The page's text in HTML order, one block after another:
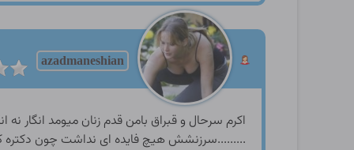
azadmaneshian
اکرم سرحال و قبراق بامن قدم زنان میومد انگار نه انگار که همین یک ساعت پیش بود از فرط شکم درد و کمرش چنان هوارش بلند شده بود که اشک منو دراورده بود .........سرزنشش هیچ فایده ای نداشت چون دکتره کارشو کرده بود دیلدو ش تا ته در کونش تشریف فرما شده بود و کیر سیاه و کلفتش هم دهن تشنه شو با ابش سیراب و لبریز کرده بود و از همه مهمتر نباید این سرزندگی و شادیشو می گرفتم چون دکتر وظیفشو بخوبی انجام داده بود و بیماریش و درد ش محو و نابود شده بود ......ولی از ته قلبم ناراحت و سرشکسته بودم چون نتونسته بودم بخوبی از اکرم در مقابل دسایس و هوس های سیری ناپذیر دکتر ترابی محافظت کنم ..اکرم می خواست پیاده به خونه بر گردیم ولی من حال و حوصلشو اصلا نداشتم و سوار اولین تاکسی خالی شدیم خودم بعد از اکرم سوار تاکسی شدم چون نمی خواستم مسافر بعدی پسر و یا مردی باشه که در کنار خواهرم قرار بگیره در خالیکه میدونستم الان در درونش چه احساسات ملتهب و اشفته و سرشار از شور و شهوتی نهفته اس و با کوچکنریت تماسی میتونه زمینه یک سکس و رابطه غیر متعارف و انحراف جنسی دیگری برای خواهر ساده دل و معصومم باشه از خودم مطمئن بودم و از پس این مشکلات بر میومدم ..ولی مسافر بعدی خوشبختانه یک دختر بود که کنارم سوار شد ...ولی اشنا درومد .........فروزان دختری که چند ماهی میشد با خریدن یک خونه همسایه مون شده بود .....دختری که با مادرش تنها زندگی می کرد با کلی ناز و افاده و تکبر که با هیچکسی در مخله مون سلام و علیک و دوستی برقرار نکرده بود و در واقع تافته جدا بافته خودشو حساب می کرد و اغلب اوقات گربه خونگیشو با خودش همراه می کرد و ادعای مدرنیزه گی از خودش نشون می داد .......شایعاتی از بهرام ازش شنیده بودم که می گفتند با گربه اش خود ارضایی و عشق بازی می کنه ...من که نه بهش اهمیتی می دادم و نه باور می کردم ..اینو فقط شایعه بی سروته تفسیرش می کردم چند بار به بهرام توصیه و نصیحت کرده بودم که پشت سر این و اون حرف نشونه و نیاره ..ولی بهرام هم از دوستاش اخبار می گرفت و ناخواسته به من و اکرم می گفت .......و هم اکنون گربه شو هم با خودش سوار کرده بود و در کنارم نشست ..وقتی که متوجه من شد با کمال تعجب سلامم کرد .....سلام سجر جوون .....اوا علیک سلام ..راستش ازم دلگیر نشین تعجب می کنم از این سلام شما ؟........اوه حق دارین در حقیقت خیلی وقته میخام باهاتون هم کلام و دوست بشم ولی زمینه شو نداشتم ......خودت میدونی من با کسی در مخله مون میونه ای ندارم ولی شما فرق می کنین ....اوا چه فرقی؟.......اخه ماشاله خوشکلین و تیپ تون به بالا نشین ها و شمال تهروونیا بیشتر میخوره ....اخه ما قبلا اونجا زندگی می کردیم و قسمت و تقدیر مون این جور درومد که در این شهر مقیم بشیم و همسایه شما قرار بگیرم .....اهان ......فروزان درست مثل اسمش شباهت زیادی به هنرپیشه فیلم های فارسی قبل از انقلاب یعنی خانم فروزان داشت و به قول خودش اسمشم به همون نام گذاری کرده بود وواقعا هم منو یاد ش می نداخت در عجب بودم که اصلا به اکرم محل نمیزاشت و انگار اونو نمی دید مگه میشه اونو نشناسه ...لابد اینم ناشی از اخلاق گندش هست ......واه ...چه بد .......داشتم به حرفاش گوش می دادم که یهو ازم خواهش کرد که گربه شو بغل کنم ........سجر جووون میشه برای چند لحظه ملوسو بغل کنی تا بتونم در کیفم چیزیو بر دارم .......اخه فروزان ..... نترس عزیزم ملوس با خودم هر روز حموم میره و تمیز تمیزه و مثل گربه های اواره کوچه ها نیس ......اهان بگیرش ....نوازشش کن .........خیلی